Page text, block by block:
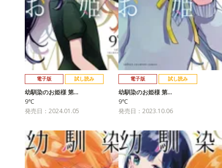
電子版 試し読み
幼馴染のお姫様 第…
9℃
発売日：2024.01.05
電子版 試し読み
幼馴染のお姫様 第…
9℃
発売日：2023.10.06